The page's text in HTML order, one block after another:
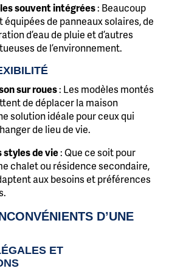
souvent intégrées: Beaucoup
de panneaux solaires, de
d’eau de pluie et d’autres
de l’environnement.
sur roues: Les modèles montés
de déplacer la maison
solution idéale pour ceux qui
de lieu de vie.
de vie: Que ce soit pour
chalet ou résidence secondaire,
aux besoins et préférences
D’UNE
ET